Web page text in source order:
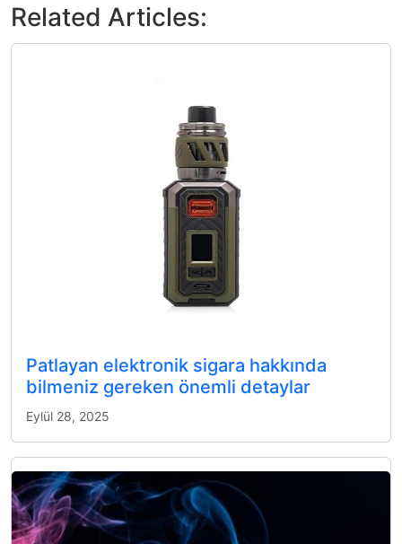
Related Articles:
Patlayan elektronik sigara hakkında
bilmeniz gereken önemli detaylar
Eylül 28, 2025